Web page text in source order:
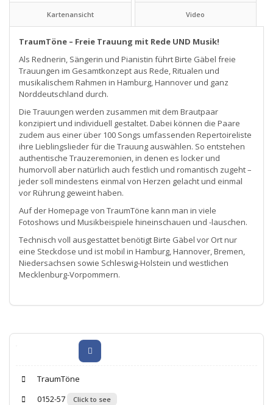
Kartenansicht Video
TraumTöne – Freie Trauung mit Rede UND Musik!
Als Rednerin, Sängerin und Pianistin führt Birte Gäbel freie
Trauungen im Gesamtkonzept aus Rede, Ritualen und
musikalischem Rahmen in Hamburg, Hannover und ganz
Norddeutschland durch.
Die Trauungen werden zusammen mit dem Brautpaar
konzipiert und individuell gestaltet. Dabei können die Paare
zudem aus einer über 100 Songs umfassenden Repertoireliste
ihre Lieblingslieder für die Trauung auswählen. So entstehen
authentische Trauzeremonien, in denen es locker und
humorvoll aber natürlich auch festlich und romantisch zugeht –
jeder soll mindestens einmal von Herzen gelacht und einmal
vor Rührung geweint haben.
Auf der Homepage von TraumTöne kann man in viele
Fotoshows und Musikbeispiele hineinschauen und -lauschen.
Technisch voll ausgestattet benötigt Birte Gäbel vor Ort nur
eine Steckdose und ist mobil in Hamburg, Hannover, Bremen,
Niedersachsen sowie Schleswig-Holstein und westlichen
Mecklenburg-Vorpommern.
TraumTöne
0152-57
Click to see